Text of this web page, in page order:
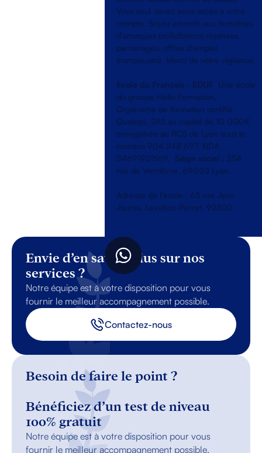
Envie d’en savoir plus sur nos
services ?
Notre équipe est à votre disposition pour vous
fournir le meilleur accompagnement possible.
Contactez-nous
Besoin de faire le point ?
Bénéficiez d’un test de niveau
100% gratuit
Notre équipe est à votre disposition pour vous
fournir le meilleur accompagnement possible.
Vous seul devez avoir accès à votre
compte. Soyez attentifs aux tentatives
d'arnaques (sollicitations répétées,
parrainages, offres d'emploi
trompeuses). Merci de votre vigilance.
Ecole du Français - EDUF Une école
du groupe Hello Formation,
Organisme de formation certifié
Qualiopi, SAS au capital de 10 000€
enregistrée au RCS de Lyon sous le
numéro 904 248 697. NDA
84691921569. Siège social : 254
rue de Vendôme, 69003 Lyon.
Adresse de l'école : 65 rue Jean
Jaurès, Levallois-Perret, 92300.